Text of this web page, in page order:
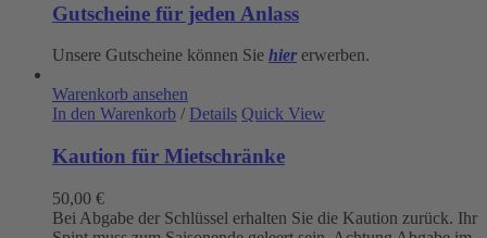
Gutscheine für jeden Anlass
Unsere Gutscheine können Sie hier erwerben.
Warenkorb ansehen
In den Warenkorb / Details Quick View
Kaution für Mietschränke
50,00 €
Bei Abgabe der Schlüssel erhalten Sie die Kaution zurück. Ihr